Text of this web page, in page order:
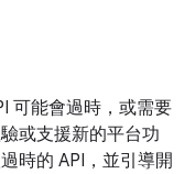
可能會過時，或需要
或支援新的平台功
時的 API，並引導開